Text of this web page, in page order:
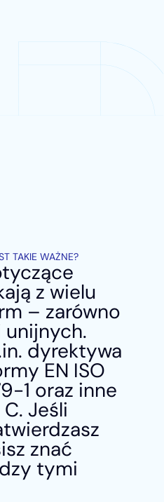
TAKIE WAŻNE?
z wielu
– zarówno
unijnych.
dyrektywa
EN ISO
1 oraz inne
Jeśli
znać
tymi